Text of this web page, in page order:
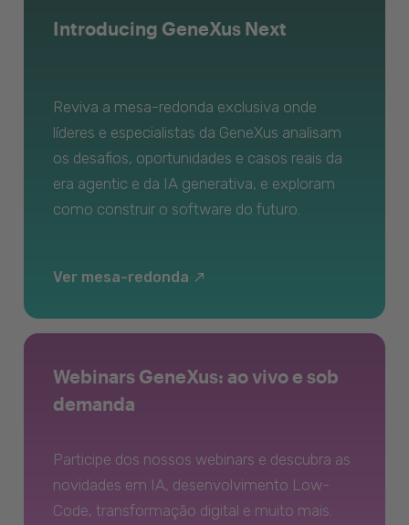
Introducing GeneXus Next
Reviva a mesa-redonda exclusiva onde
líderes e especialistas da GeneXus analisam
os desafios, oportunidades e casos reais da
era agentic e da IA generativa, e exploram
como construir o software do futuro.
Ver mesa-redonda
Webinars GeneXus: ao vivo e sob
demanda
Participe dos nossos webinars e descubra as
novidades em IA, desenvolvimento Low-
Code, transformação digital e muito mais.